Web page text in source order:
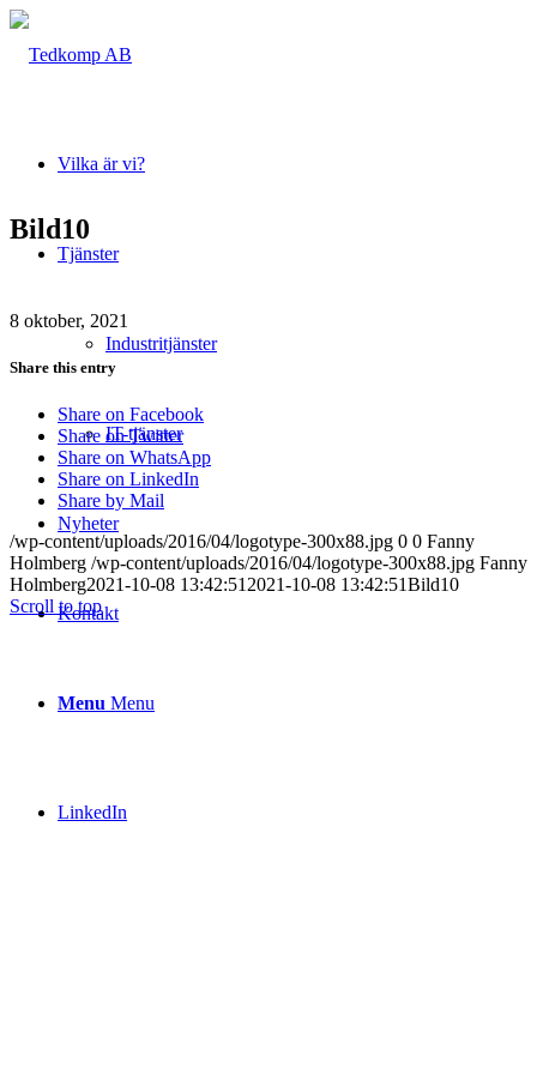
Vilka är vi?
Tjänster
Industritjänster
IT-tjänster
Nyheter
Kontakt
Menu Menu
LinkedIn
Bild10
8 oktober, 2021
Share this entry
Share on Facebook
Share on Twitter
Share on WhatsApp
Share on LinkedIn
Share by Mail
/wp-content/uploads/2016/04/logotype-300x88.jpg 0 0 Fanny
Holmberg /wp-content/uploads/2016/04/logotype-300x88.jpg Fanny
Holmberg2021-10-08 13:42:51 2021-10-08 13:42:51Bild10
Scroll to top